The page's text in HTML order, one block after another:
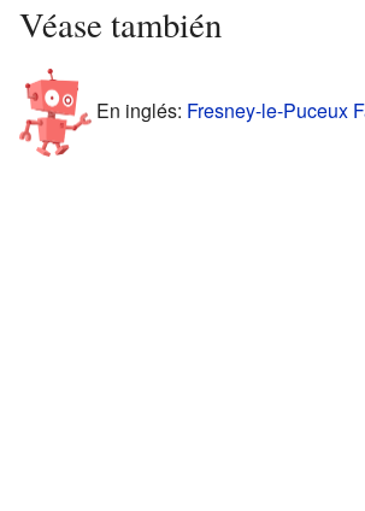
Véase también
En inglés: Fresney-le-Puceux